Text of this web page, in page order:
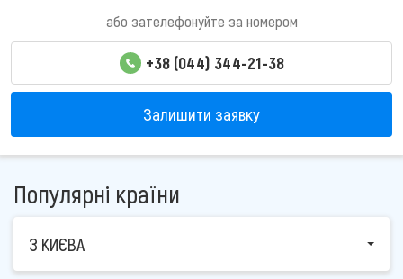
або зателефонуйте за номером
+38 (044) 344-21-38
Залишити заявку
Популярні країни
З КИЄВА